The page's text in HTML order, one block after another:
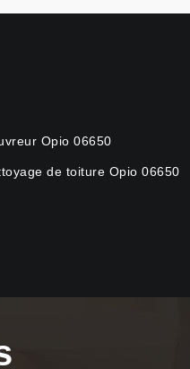
Opio 06650
de toiture Opio 06650